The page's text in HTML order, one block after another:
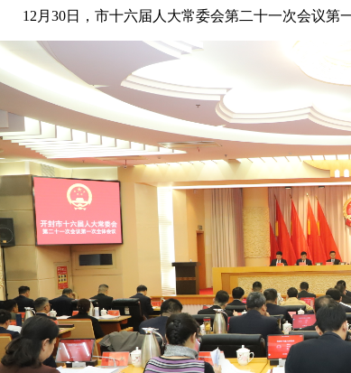
12月30日，市十六届人大常委会第二十一次会议第一